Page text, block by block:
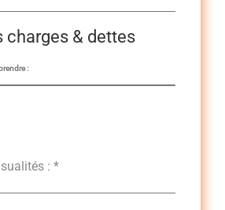
charges & dettes
:
:*